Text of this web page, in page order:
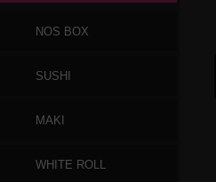
NOS BOX
SUSHI
MAKI
WHITE ROLL